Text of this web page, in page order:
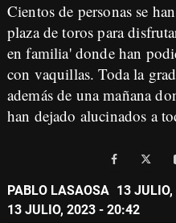
Cientos de personas se
plaza de toros para
en familia' donde han
con vaquillas. Toda la
además de una mañana
han dejado alucinados a
PABLO LASAOSA 13
13 JULIO, 2023 - 20:42